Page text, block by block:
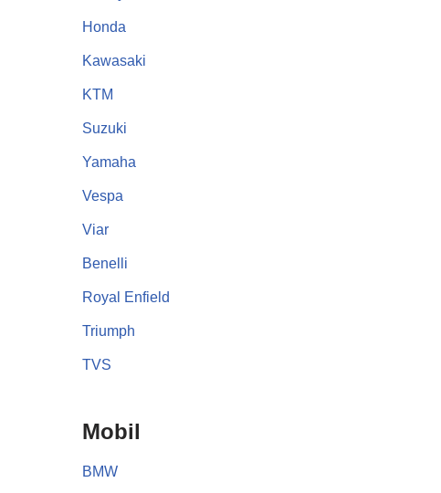
Honda
Kawasaki
KTM
Suzuki
Yamaha
Vespa
Viar
Benelli
Royal Enfield
Triumph
TVS
Mobil
BMW